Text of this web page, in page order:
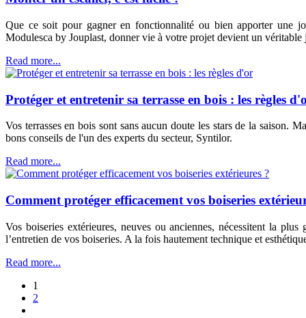
Que ce soit pour gagner en fonctionnalité ou bien apporter une
Modulesca by Jouplast, donner vie à votre projet devient un véritable
Read more...
Protéger et entretenir sa terrasse en bois : les règles
Vos terrasses en bois sont sans aucun doute les stars de la saison.
bons conseils de l'un des experts du secteur, Syntilor.
Read more...
Comment protéger efficacement vos boiseries
Vos boiseries extérieures, neuves ou anciennes, nécessitent la
l’entretien de vos boiseries. A la fois hautement technique et
Read more...
1
2